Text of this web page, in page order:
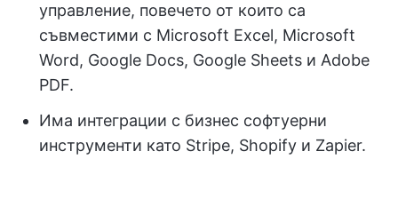
управление, повечето от които са
съвместими с Microsoft Excel, Microsoft
Word, Google Docs, Google Sheets и Adobe
PDF.
Има интеграции с бизнес софтуерни
инструменти като Stripe, Shopify и Zapier.